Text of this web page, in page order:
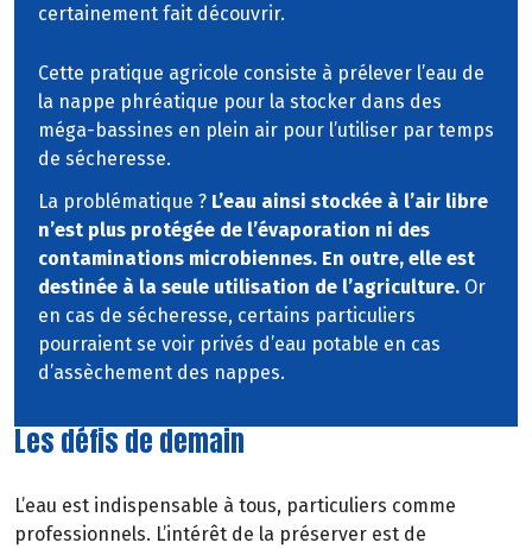
certainement fait découvrir.
Cette pratique agricole consiste à prélever l’eau de
la nappe phréatique pour la stocker dans des
méga-bassines en plein air pour l’utiliser par temps
de sécheresse.
La problématique ? L’eau ainsi stockée à l’air libre
n’est plus protégée de l’évaporation ni des
contaminations microbiennes. En outre, elle est
destinée à la seule utilisation de l’agriculture. Or
en cas de sécheresse, certains particuliers
pourraient se voir privés d’eau potable en cas
d’assèchement des nappes.
Les défis de demain
L’eau est indispensable à tous, particuliers comme
professionnels. L’intérêt de la préserver est de